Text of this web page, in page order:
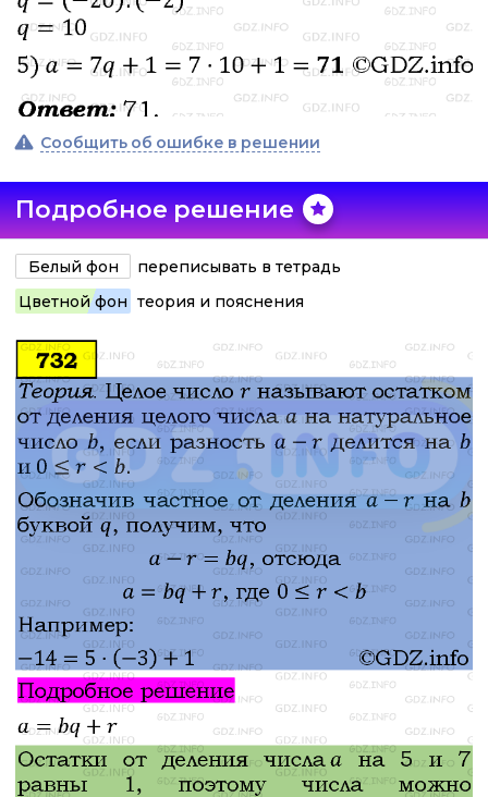
Сообщить об ошибке в решении
Подробное решение
Белый фон
переписывать в тетрадь
Цветной фон теория и пояснения